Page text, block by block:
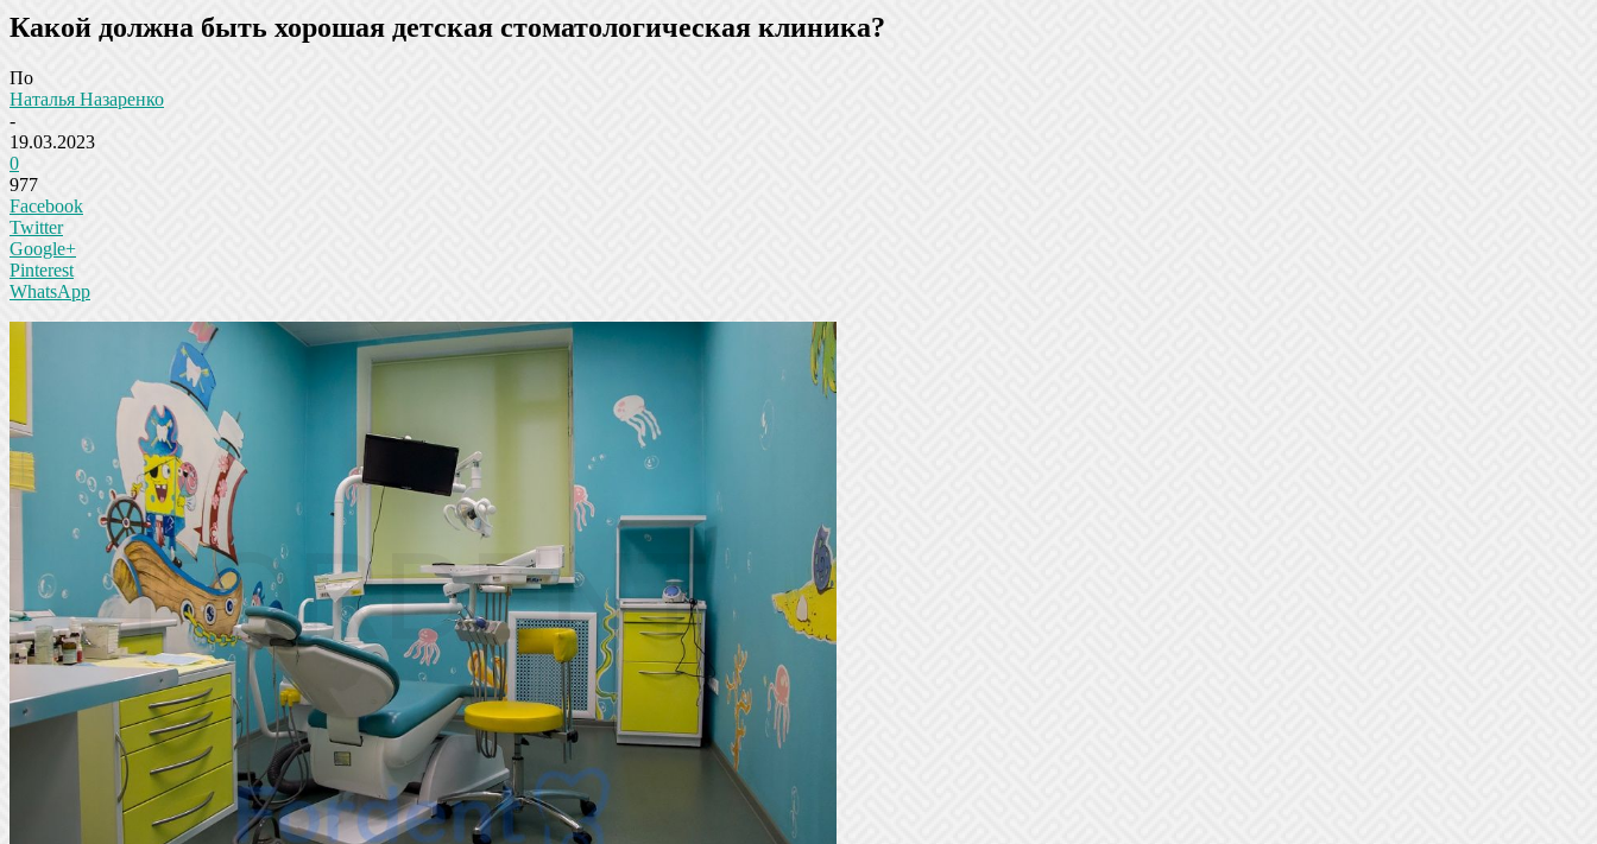
Какой должна быть хорошая детская стоматологическая клиника?
По
Наталья Назаренко
-
19.03.2023
0
977
Facebook
Twitter
Google+
Pinterest
WhatsApp